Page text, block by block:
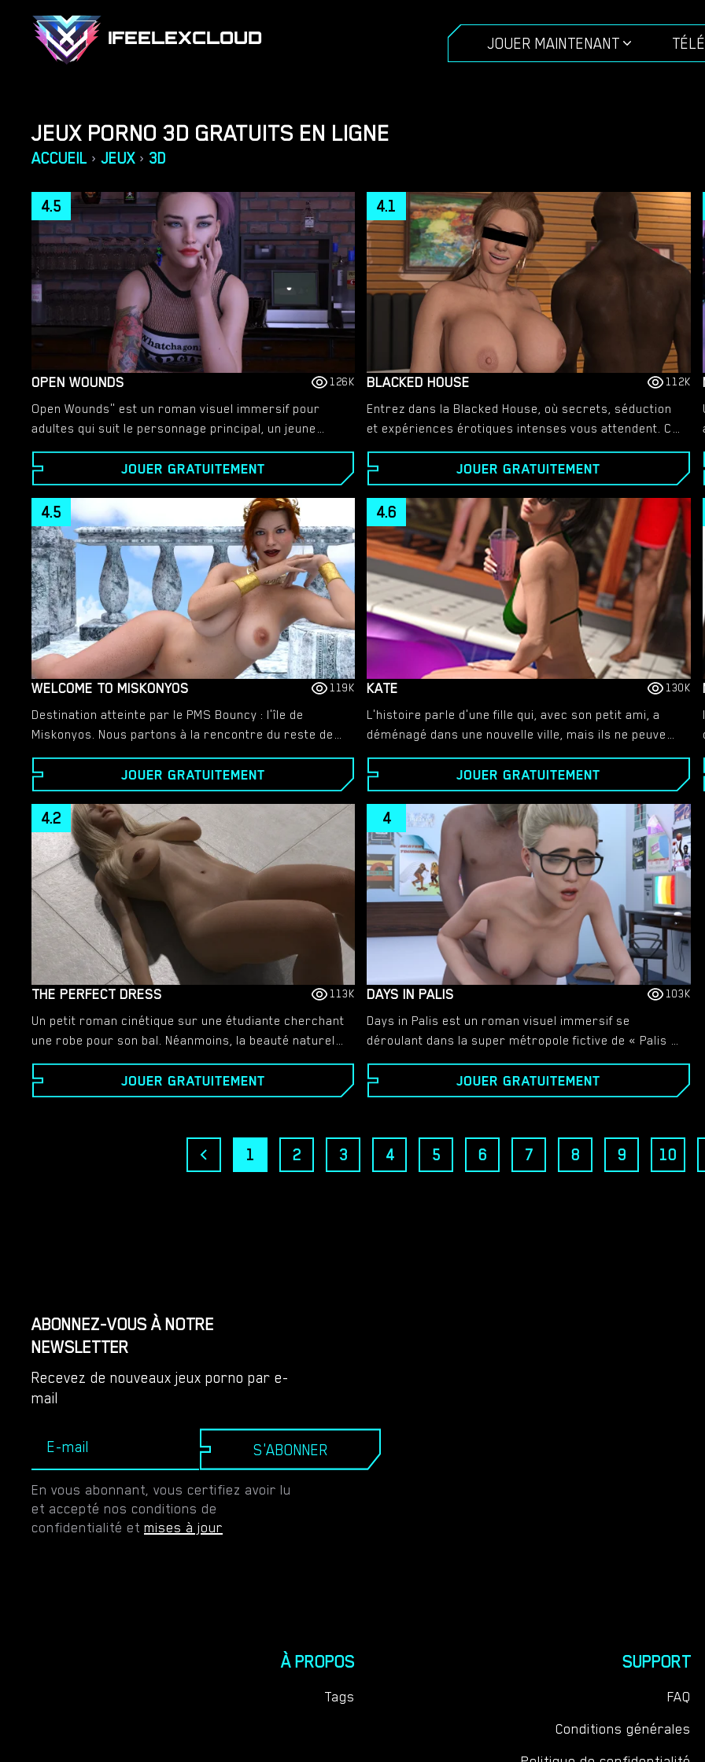
IFEELEXCLOUD JOUER MAINTENANT
JEUX PORNO 3D GRATUITS EN LIGNE
ACCUEIL › JEUX › 3D
OPEN WOUNDS
4.5
126K
Open Wounds" est un roman visuel immersif pour
adultes qui suit le personnage principal, un jeune
homme hanté par le meurtre brutal de ses parents.
De nouvelles pistes sur leur assassin le voient devoir
se lancer dans un dangereux réseau de crime, de
tromperie et de trahison personnelle.
JOUER GRATUITEMENT
BLACKED HOUSE
4.1
112K
Entrez dans la Blacked House, où secrets, séduction
et expériences érotiques intenses vous attendent. Ce
jeu regorge de personnages époustouflants,
d'animations à couper le souffle et de rencontres
torrides qui repoussent toutes les limites. Préparez-
vous pour un voyage profond et immersif dans la
passion brute.
JOUER GRATUITEMENT
WELCOME TO MISKONYOS
4.5
119K
Destination atteinte par le PMS Bouncy : l'île de
Miskonyos. Nous partons à la rencontre du reste de
la famille : tante Julia et cousines Monique et Betty. À
Miskonyos, des familles puissantes, des secrets, des
surprises et quelques trahisons nous attendent. Mais
surtout, rencontrez des femmes merveilleuses qui
ont envie de nouvelles expériences et aventures. Et
qui sommes-nous pour les refuser ?
JOUER GRATUITEMENT
KATE
4.6
130K
L'histoire parle d'une fille qui, avec son petit ami, a
déménagé dans une nouvelle ville, mais ils ne peuvent
pas vivre ensemble. Le joueur guidera Kate dans son
voyage de découverte de son côté sale et secret.
Vous prendrez des décisions dans sa vie pendant
qu'elle se découvrira à travers son parcours sexuel.
JOUER GRATUITEMENT
THE PERFECT DRESS
4.2
113K
Un petit roman cinétique sur une étudiante cherchant
une robe pour son bal. Néanmoins, la beauté naturelle
d'Ellie attirera immédiatement l'attention du vendeur,
qui tentera de la manipuler.JOUER GRATUITEMENT
DAYS IN PALIS
4
103K
Days in Palis est un roman visuel immersif se
déroulant dans la super métropole fictive de « Palis ».
Vous êtes une étudiante récemment diplômée et
malchanceuse, confrontée à de nombreuses
pressions de la vie, mais les trois filles qui entrent
destin.
JOUER GRATUITEMENT
1 2 3 4 5 6 7 8 9 10
ABONNEZ-VOUS À NOTRE
NEWSLETTER
Recevez de nouveaux jeux porno par e-
mail
S'ABONNER
En vous abonnant, vous certifiez avoir lu
et accepté nos conditions de
confidentialité et mises à jour
À PROPOS
Tags
SUPPORT
FAQ
Conditions générales